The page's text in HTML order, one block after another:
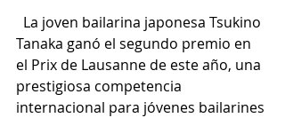
Tanaka ganó el segundo premio en
el Prix de Lausanne de este año, una
prestigiosa competencia
internacional para jóvenes bailarines